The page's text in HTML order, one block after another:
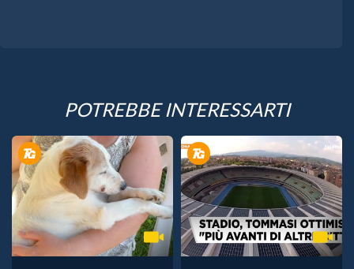
POTREBBE INTERESSARTI